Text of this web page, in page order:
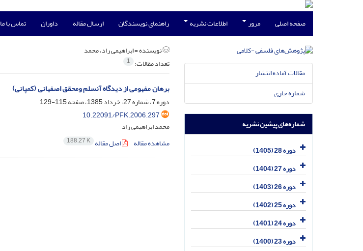
صفحه اصلی مرور اطلاعات نشریه راهنمای نویسندگان ارسال مقاله داوران تماس با ما
نویسنده =ابراهیمی راد، محمد
تعداد مقالات: 1
برهان مفهومی از دیدگاه آنسلم ومحقق اصفهانی (کمپانی)
دوره 7، شماره 27، خرداد 1385، صفحه
115-129
10.22091/PFK.2006.297
محمد ابراهیمی راد
مشاهده مقاله
اصل مقاله 188.27 K
مقالات آماده انتشار
شماره جاری
شماره‌های پیشین نشریه
دوره 28 (1405)
دوره 27 (1404)
دوره 26 (1403)
دوره 25 (1402)
دوره 24 (1401)
دوره 23 (1400)